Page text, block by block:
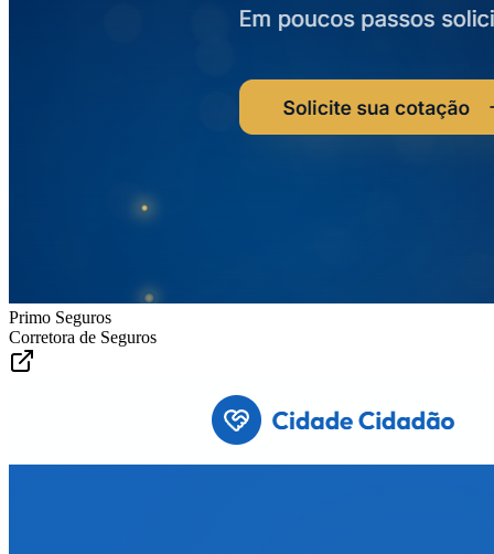
Primo Seguros
Corretora de Seguros